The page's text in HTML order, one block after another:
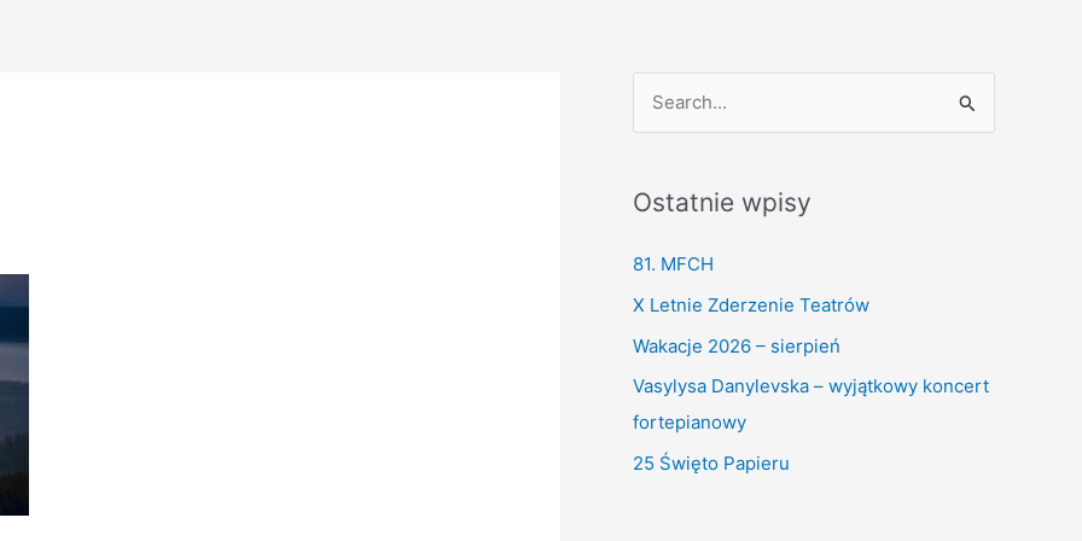
r
c
o
r
:
Ostatnie wpisy
81. MFCH
X Letnie Zderzenie Teatrów
Wakacje 2026 – sierpień
Vasylysa Danylevska – wyjątkowy koncert
fortepianowy
25 Święto Papieru